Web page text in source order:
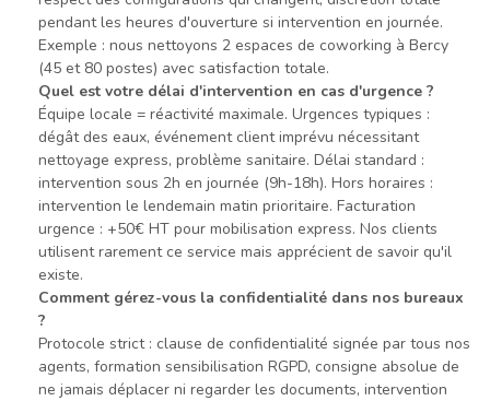
pendant les heures d'ouverture si intervention en journée.
Exemple : nous nettoyons 2 espaces de coworking à Bercy
(45 et 80 postes) avec satisfaction totale.
Quel est votre délai d'intervention en cas d'urgence ?
Équipe locale = réactivité maximale. Urgences typiques :
dégât des eaux, événement client imprévu nécessitant
nettoyage express, problème sanitaire. Délai standard :
intervention sous 2h en journée (9h-18h). Hors horaires :
intervention le lendemain matin prioritaire. Facturation
urgence : +50€ HT pour mobilisation express. Nos clients
utilisent rarement ce service mais apprécient de savoir qu'il
existe.
Comment gérez-vous la confidentialité dans nos bureaux
?
Protocole strict : clause de confidentialité signée par tous nos
agents, formation sensibilisation RGPD, consigne absolue de
ne jamais déplacer ni regarder les documents, intervention